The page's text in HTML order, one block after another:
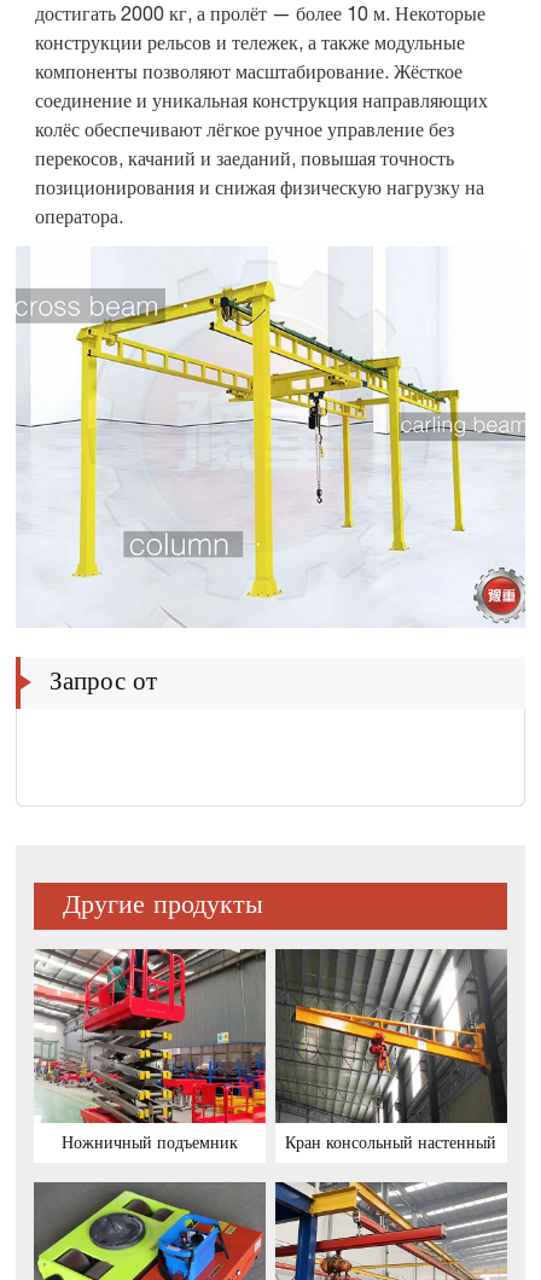
достигать 2000 кг, а пролёт — более 10 м. Некоторые
конструкции рельсов и тележек, а также модульные
компоненты позволяют масштабирование. Жёсткое
соединение и уникальная конструкция направляющих
колёс обеспечивают лёгкое ручное управление без
перекосов, качаний и заеданий, повышая точность
позиционирования и снижая физическую нагрузку на
оператора.
Запрос от
Другие продукты
Ножничный подъемник Кран консольный настенный